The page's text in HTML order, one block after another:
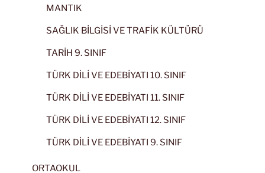
MANTIK
SAĞLIK BİLGİSİ VE TRAFİK KÜLTÜRÜ
TARİH 9. SINIF
TÜRK DİLİ VE EDEBİYATI 10. SINIF
TÜRK DİLİ VE EDEBİYATI 11. SINIF
TÜRK DİLİ VE EDEBİYATI 12. SINIF
TÜRK DİLİ VE EDEBİYATI 9. SINIF
ORTAOKUL